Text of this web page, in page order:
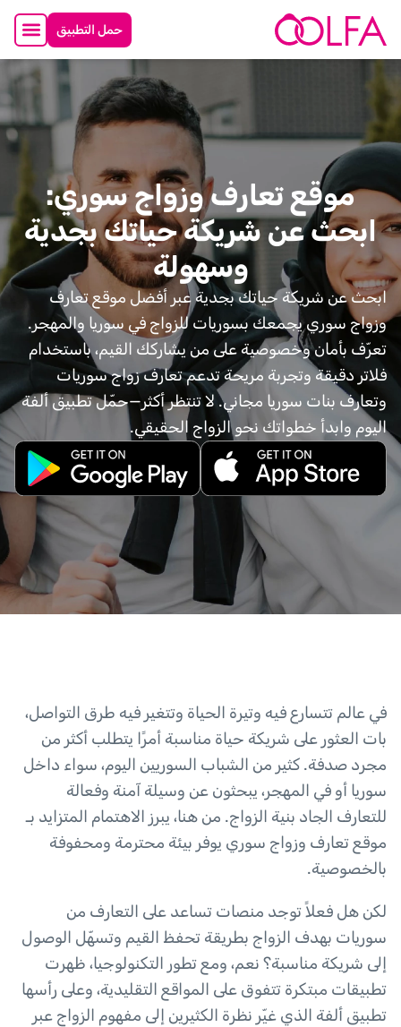
حمل التطبيق
موقع تعارف وزواج سوري:
ابحث عن شريكة حياتك بجدية
وسهولة
ابحث عن شريكة حياتك بجدية عبر أفضل موقع تعارف
وزواج سوري يجمعك بسوريات للزواج في سوريا والمهجر.
تعرّف بأمان وخصوصية على من يشاركك القيم، باستخدام
فلاتر دقيقة وتجربة مريحة تدعم تعارف زواج سوريات
وتعارف بنات سوريا مجاني. لا تنتظر أكثر—حمّل تطبيق ألفة
اليوم وابدأ خطواتك نحو الزواج الحقيقي.
في عالم تتسارع فيه وتيرة الحياة وتتغير فيه طرق التواصل،
بات العثور على شريكة حياة مناسبة أمرًا يتطلب أكثر من
مجرد صدفة. كثير من الشباب السوريين اليوم، سواء داخل
سوريا أو في المهجر، يبحثون عن وسيلة آمنة وفعالة
للتعارف الجاد بنية الزواج. من هنا، يبرز الاهتمام المتزايد بـ
موقع تعارف وزواج سوري يوفر بيئة محترمة ومحفوفة
بالخصوصية.
لكن هل فعلاً توجد منصات تساعد على التعارف من
سوريات بهدف الزواج بطريقة تحفظ القيم وتسهّل الوصول
إلى شريكة مناسبة؟ نعم، ومع تطور التكنولوجيا، ظهرت
تطبيقات مبتكرة تتفوق على المواقع التقليدية، وعلى رأسها
تطبيق ألفة الذي غيّر نظرة الكثيرين إلى مفهوم الزواج عبر